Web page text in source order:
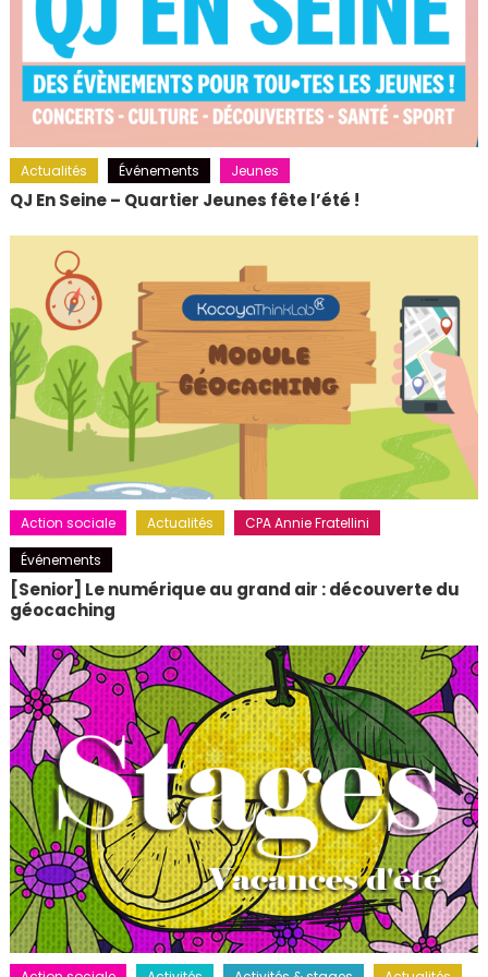
Actualités Événements Jeunes
QJ En Seine – Quartier Jeunes fête l’été !
Action sociale Actualités
CPA Annie Fratellini
Événements
[Senior] Le numérique au grand air : découverte du
géocaching